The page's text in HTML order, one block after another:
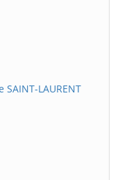
LAURENT